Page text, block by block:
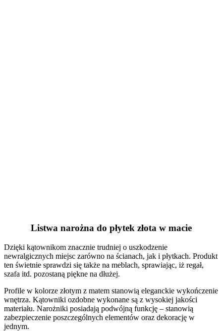
Listwa narożna do płytek złota w macie
Dzięki kątownikom znacznie trudniej o uszkodzenie
newralgicznych miejsc zarówno na ścianach, jak i płytkach. Produkt
ten świetnie sprawdzi się także na meblach, sprawiając, iż regał,
szafa itd. pozostaną piękne na dłużej.
Profile w kolorze złotym z matem stanowią eleganckie wykończenie
wnętrza. Kątowniki ozdobne wykonane są z wysokiej jakości
materiału. Narożniki posiadają podwójną funkcję – stanowią
zabezpieczenie poszczególnych elementów oraz dekorację w
jednym.